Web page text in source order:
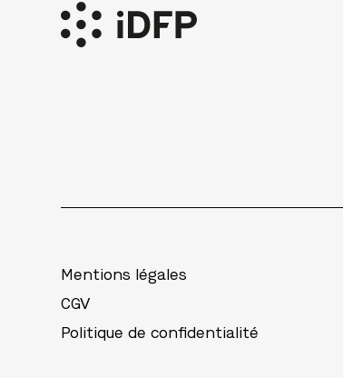
Mentions légales
CGV
Politique de confidentialité